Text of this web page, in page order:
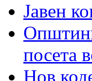
Јавен
посета
Нов